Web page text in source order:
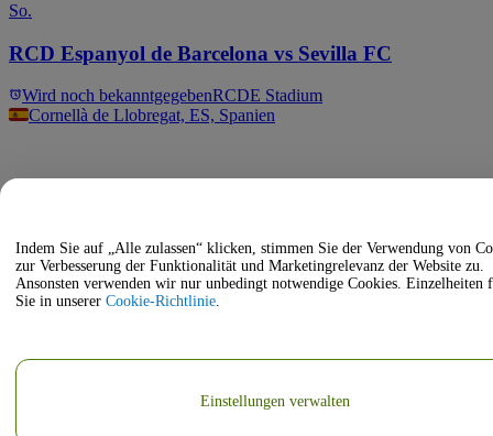
So.
RCD Espanyol de Barcelona vs Sevilla FC
Wird noch bekanntgegebenRCDE Stadium
Cornellà de Llobregat, ES, Spanien
Indem Sie auf „Alle zulassen“ klicken, stimmen Sie der Verwendung von
zur Verbesserung der Funktionalität und Marketingrelevanz der Website zu.
Ansonsten verwenden wir nur unbedingt notwendige Cookies. Einzelheiten
Sie in unserer Cookie-Richtlinie.
Einstellungen verwalten